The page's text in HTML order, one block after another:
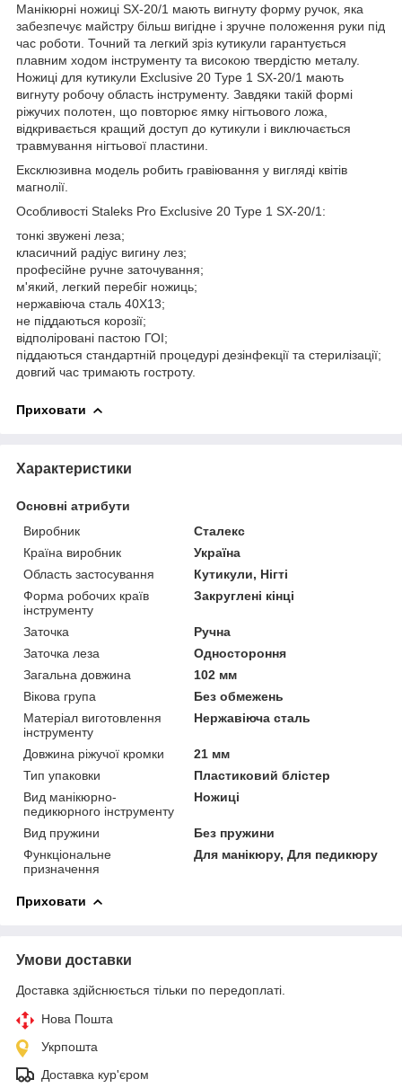
Манікюрні ножиці SX-20/1 мають вигнуту форму ручок, яка
забезпечує майстру більш вигідне і зручне положення руки під
час роботи. Точний та легкий зріз кутикули гарантується
плавним ходом інструменту та високою твердістю металу.
Ножиці для кутикули Exclusive 20 Type 1 SX-20/1 мають
вигнуту робочу область інструменту. Завдяки такій формі
ріжучих полотен, що повторює ямку нігтьового ложа,
відкривається кращий доступ до кутикули і виключається
травмування нігтьової пластини.
Ексклюзивна модель робить гравіювання у вигляді квітів
магнолії.
Особливості Staleks Pro Exclusive 20 Type 1 SX-20/1:
тонкі звужені леза;
класичний радіус вигину лез;
професійне ручне заточування;
м'який, легкий перебіг ножиць;
нержавіюча сталь 40Х13;
не піддаються корозії;
відполіровані пастою ГОІ;
піддаються стандартній процедурі дезінфекції та стерилізації;
довгий час тримають гостроту.
Приховати
Характеристики
Основні атрибути
Виробник
Сталекс
Країна виробник
Україна
Область застосування
Кутикули, Нігті
Форма робочих країв
інструменту
Закруглені кінці
Заточка
Ручна
Заточка леза
Одностороння
Загальна довжина
102 мм
Вікова група
Без обмежень
Матеріал виготовлення
інструменту
Нержавіюча сталь
Довжина ріжучої кромки
21 мм
Тип упаковки
Пластиковий блістер
Вид манікюрно-
педикюрного інструменту
Ножиці
Вид пружини
Без пружини
Функціональне
призначення
Для манікюру, Для педикюру
Приховати
Умови доставки
Доставка здійснюється тільки по передоплаті.
Нова Пошта
Укрпошта
Доставка кур'єром